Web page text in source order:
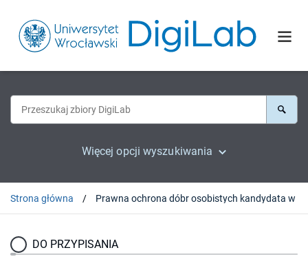
Więcej opcji wyszukiwania
Strona główna
DO PRZYPISANIA